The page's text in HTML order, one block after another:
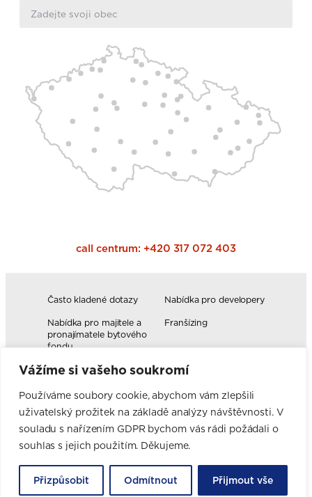
Vážíme si vašeho soukromí
Používáme soubory cookie, abychom vám zlepšili
uživatelský prožitek na základě analýzy návštěvnosti. V
souladu s nařízením GDPR bychom vás rádi požádali o
souhlas s jejich použitím. Děkujeme.
Přizpůsobit Odmítnout Přijmout vše
call centrum: +420 317 072 403
Často kladené dotazy
Nabídka pro developery
Nabídka pro majitele a
pronajímatele bytového
fondu
Franšízing
Volná pracovní místa
Blog
Novinky
Realizace kuchyní
Firemní hodnoty
Elektromobilita
Facebook
Instagram
YouTube
Pinterest
LinkedIn
ORESI S.R.O. | Průmyslová 102, 251 01 Březí u Říčan | IČ: 27240479